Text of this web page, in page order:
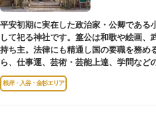
えられています。赤穂義士討ち入りの成
犬」ゆかりの神社としても知られるパワ
平安初期に実在した政治家・公卿である
して祀る神社です。篁公は和歌や絵画、
持ち主。法律にも精通し国の要職を務め
ら、仕事運、芸術・芸能上達、学問など
境内には、国の重要有形民俗文化財であ
や、日本三大に数えられる「庚申塚」
根岸・入谷・金杉エリア